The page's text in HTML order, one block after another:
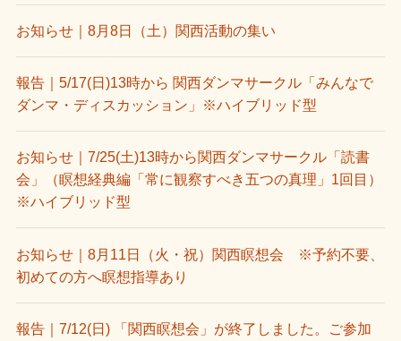
お知らせ｜8月8日（土）関西活動の集い
報告｜5/17(日)13時から 関西ダンマサークル「みんなで
ダンマ・ディスカッション」※ハイブリッド型
お知らせ｜7/25(土)13時から関西ダンマサークル「読書
会」（瞑想経典編「常に観察すべき五つの真理」1回目）
※ハイブリッド型
お知らせ｜8月11日（火・祝）関西瞑想会 ※予約不要、
初めての方へ瞑想指導あり
報告｜7/12(日) 「関西瞑想会」が終了しました。ご参加